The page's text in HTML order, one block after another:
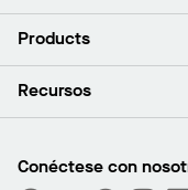
Acerca de nosotros
Sala de prensa
¿Cuáles son mis
Products
Plafones
Capacidades
Recursos
Buscar un distribuidor
Conéctese con